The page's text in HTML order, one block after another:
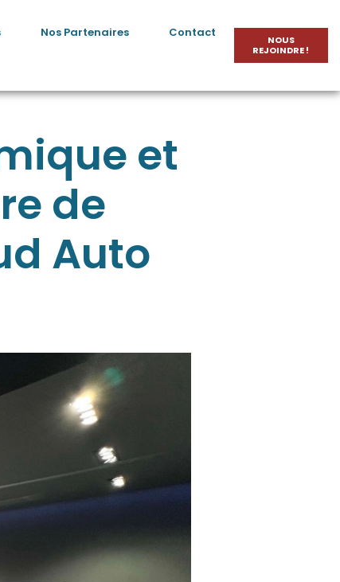
Nos Partenaires Contact
NOUS
REJOINDRE !
et
de
Auto